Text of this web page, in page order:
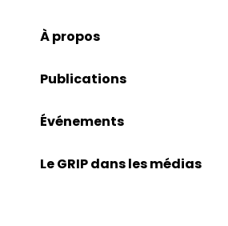
À propos
Publications
Événements
Le GRIP dans les médias